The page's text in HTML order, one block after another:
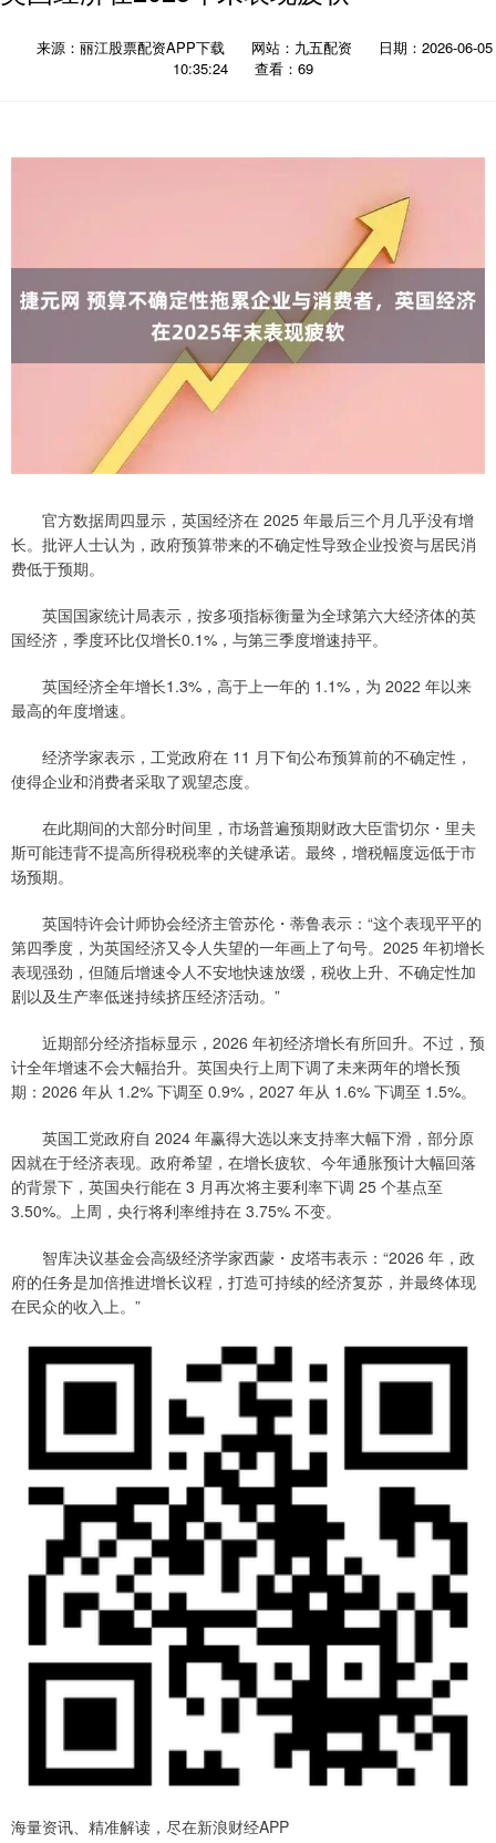
来源：丽江股票配资APP下载 网站：九五配资
日期：2026-06-05
10:35:24
查看：69
官方数据周四显示，英国经济在 2025 年最后三个月几乎没有增
长。批评人士认为，政府预算带来的不确定性导致企业投资与居民消
费低于预期。
英国国家统计局表示，按多项指标衡量为全球第六大经济体的英
国经济，季度环比仅增长0.1%，与第三季度增速持平。
英国经济全年增长1.3%，高于上一年的 1.1%，为 2022 年以来
最高的年度增速。
经济学家表示，工党政府在 11 月下旬公布预算前的不确定性，
使得企业和消费者采取了观望态度。
在此期间的大部分时间里，市场普遍预期财政大臣雷切尔・里夫
斯可能违背不提高所得税税率的关键承诺。最终，增税幅度远低于市
场预期。
英国特许会计师协会经济主管苏伦・蒂鲁表示：“这个表现平平的
第四季度，为英国经济又令人失望的一年画上了句号。2025 年初增长
表现强劲，但随后增速令人不安地快速放缓，税收上升、不确定性加
剧以及生产率低迷持续挤压经济活动。”
近期部分经济指标显示，2026 年初经济增长有所回升。不过，预
计全年增速不会大幅抬升。英国央行上周下调了未来两年的增长预
期：2026 年从 1.2% 下调至 0.9%，2027 年从 1.6% 下调至 1.5%。
英国工党政府自 2024 年赢得大选以来支持率大幅下滑，部分原
因就在于经济表现。政府希望，在增长疲软、今年通胀预计大幅回落
的背景下，英国央行能在 3 月再次将主要利率下调 25 个基点至
3.50%。上周，央行将利率维持在 3.75% 不变。
智库决议基金会高级经济学家西蒙・皮塔韦表示：“2026 年，政
府的任务是加倍推进增长议程，打造可持续的经济复苏，并最终体现
在民众的收入上。”
海量资讯、精准解读，尽在新浪财经APP